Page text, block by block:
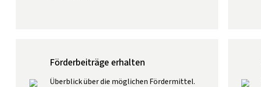
Förderbeiträge erhalten
Überblick über die möglichen Fördermittel.